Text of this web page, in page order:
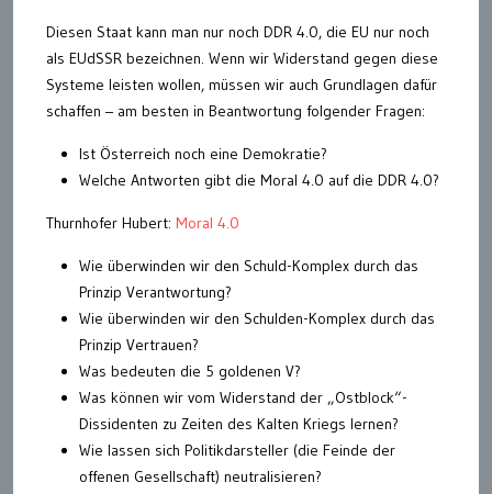
Diesen Staat kann man nur noch DDR 4.0, die EU nur noch
als EUdSSR bezeichnen. Wenn wir Widerstand gegen diese
Systeme leisten wollen, müssen wir auch Grundlagen dafür
schaffen – am besten in Beantwortung folgender Fragen:
Ist Österreich noch eine Demokratie?
Welche Antworten gibt die Moral 4.0 auf die DDR 4.0?
Thurnhofer Hubert: Moral 4.0
Wie überwinden wir den Schuld-Komplex durch das
Prinzip Verantwortung?
Wie überwinden wir den Schulden-Komplex durch das
Prinzip Vertrauen?
Was bedeuten die 5 goldenen V?
Was können wir vom Widerstand der „Ostblock“-
Dissidenten zu Zeiten des Kalten Kriegs lernen?
Wie lassen sich Politikdarsteller (die Feinde der
offenen Gesellschaft) neutralisieren?